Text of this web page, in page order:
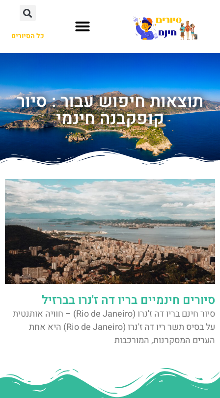
כל הסיורים
תוצאות חיפוש עבור : סיור
קופקבנה חינמי
סיורים חינמיים בריו דה ז'נרו בברזיל
סיור חינם בריו דה ז'נרו (Rio de Janeiro) – חוויה אותנטית
על בסיס תשר ריו דה ז'נרו (Rio de Janeiro) היא אחת
הערים המסקרנות, המורכבות